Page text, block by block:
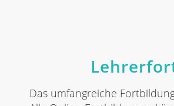
Das umfangreiche